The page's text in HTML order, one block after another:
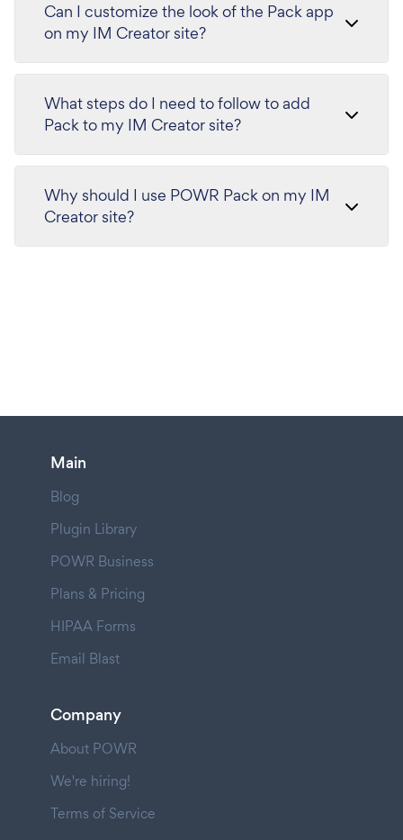
Can I customize the look of the Pack app
on my IM Creator site?
What steps do I need to follow to add
Pack to my IM Creator site?
Why should I use POWR Pack on my IM
Creator site?
Main
Blog
Plugin Library
POWR Business
Plans & Pricing
HIPAA Forms
Email Blast
Company
About POWR
We're hiring!
Terms of Service